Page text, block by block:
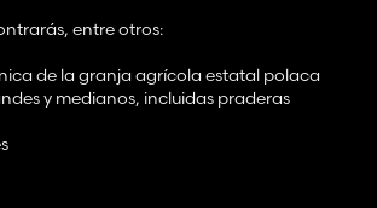
entre otros:
de la granja agrícola estatal polaca
y medianos, incluidas praderas
Cebada, Colza, Avena, Maíz, Girasol, Soja,